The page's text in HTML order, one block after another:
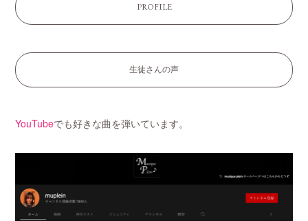
PROFILE
生徒さんの声
YouTubeでも好きな曲を弾いています。